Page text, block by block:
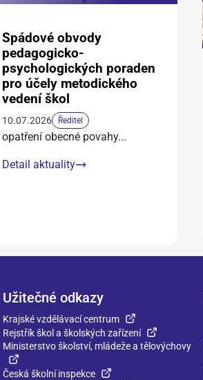
Spádové obvody
pedagogicko-
psychologických poraden
pro účely metodického
vedení škol
10.07.2026 Ředitel
opatření obecné povahy...
Detail aktuality
Užitečné odkazy
Krajské vzdělávací centrum
Rejstřík škol a školských zařízení
Ministerstvo školství, mládeže a tělovýchovy
Česká školní inspekce